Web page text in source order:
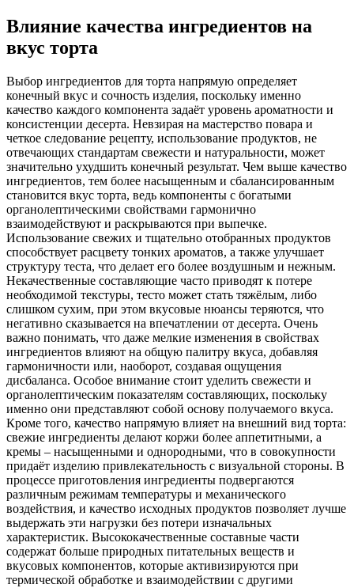
Влияние качества ингредиентов на
вкус торта
Выбор ингредиентов для торта напрямую определяет
конечный вкус и сочность изделия, поскольку именно
качество каждого компонента задаёт уровень ароматности и
консистенции десерта. Невзирая на мастерство повара и
четкое следование рецепту, использование продуктов, не
отвечающих стандартам свежести и натуральности, может
значительно ухудшить конечный результат. Чем выше качество
ингредиентов, тем более насыщенным и сбалансированным
становится вкус торта, ведь компоненты с богатыми
органолептическими свойствами гармонично
взаимодействуют и раскрываются при выпечке.
Использование свежих и тщательно отобранных продуктов
способствует расцвету тонких ароматов, а также улучшает
структуру теста, что делает его более воздушным и нежным.
Некачественные составляющие часто приводят к потере
необходимой текстуры, тесто может стать тяжёлым, либо
слишком сухим, при этом вкусовые нюансы теряются, что
негативно сказывается на впечатлении от десерта. Очень
важно понимать, что даже мелкие изменения в свойствах
ингредиентов влияют на общую палитру вкуса, добавляя
гармоничности или, наоборот, создавая ощущения
дисбаланса. Особое внимание стоит уделить свежести и
органолептическим показателям составляющих, поскольку
именно они представляют собой основу получаемого вкуса.
Кроме того, качество напрямую влияет на внешний вид торта:
свежие ингредиенты делают коржи более аппетитными, а
кремы – насыщенными и однородными, что в совокупности
придаёт изделию привлекательность с визуальной стороны. В
процессе приготовления ингредиенты подвергаются
различным режимам температуры и механического
воздействия, и качество исходных продуктов позволяет лучше
выдержать эти нагрузки без потери изначальных
характеристик. Высококачественные составные части
содержат больше природных питательных веществ и
вкусовых компонентов, которые активизируются при
термической обработке и взаимодействии с другими